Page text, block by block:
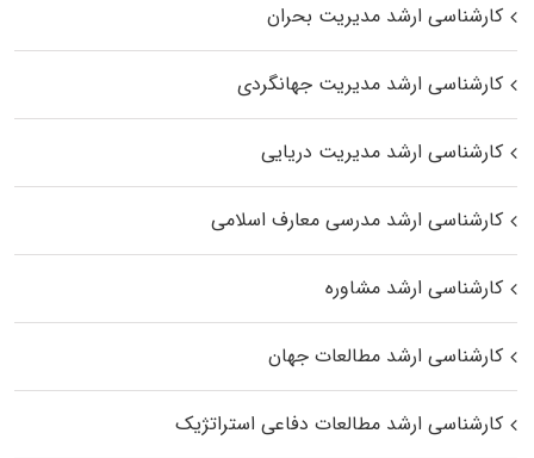
کارشناسی ارشد مدیریت بحران
کارشناسی ارشد مدیریت جهانگردی
کارشناسی ارشد مدیریت دریایی
کارشناسی ارشد مدرسی معارف اسلامی
کارشناسی ارشد مشاوره
کارشناسی ارشد مطالعات جهان
کارشناسی ارشد مطالعات دفاعی استراتژیک